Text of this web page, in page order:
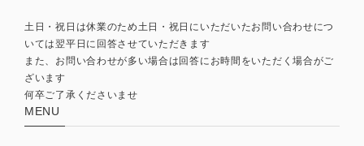
土日・祝日は休業のため土日・祝日にいただいたお問い合わせにつ
いては翌平日に回答させていただきます
また、お問い合わせが多い場合は回答にお時間をいただく場合がご
ざいます
何卒ご了承くださいませ
MENU